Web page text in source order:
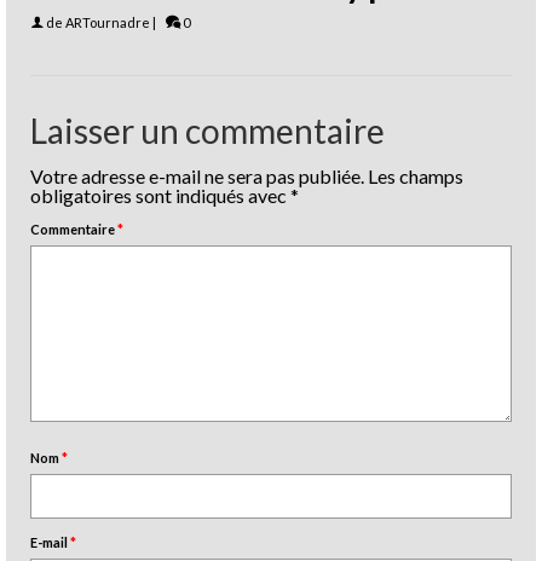
de ARTournadre | 0
Laisser un commentaire
Votre adresse e-mail ne sera pas publiée. Les champs
obligatoires sont indiqués avec *
Commentaire*
Nom*
E-mail*